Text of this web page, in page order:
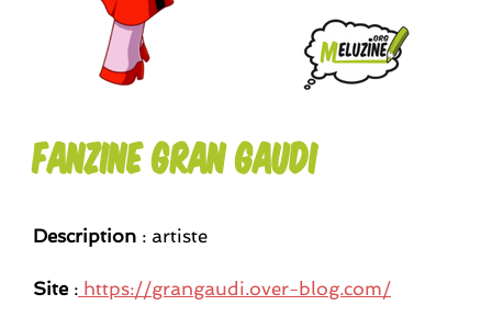
Fanzine Gran Gaudi
Description : artiste
Site : https://grangaudi.over-blog.com/